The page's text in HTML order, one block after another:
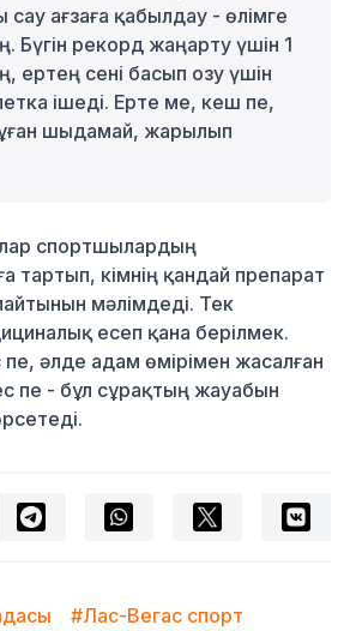
ағзаға қабылдау - өлімге
Бүгін рекорд жаңарту үшін 1
ертең сені басып озу үшін
ішеді. Ерте ме, кеш пе,
шыдамай, жарылып
спортшылардың
тартып, кімнің қандай препарат
мәлімдеді. Тек
есеп қана берілмек.
әлде адам өмірімен жасалған
пе - бұл сұрақтың жауабын
#Лас-Вегас спорт